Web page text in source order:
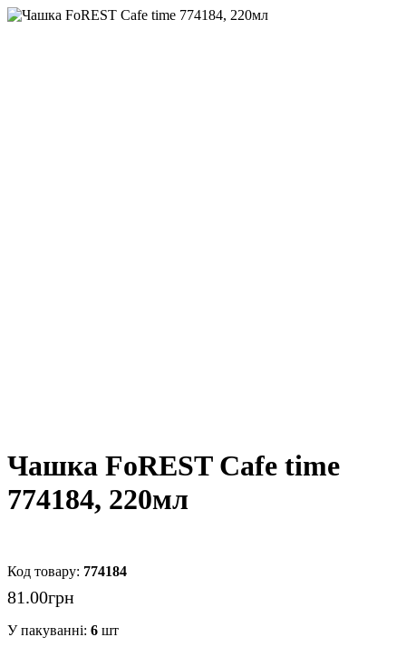
Чашка FoREST Cafe time
774184, 220мл
774184
81.00грн
У пакуванні: 6 шт